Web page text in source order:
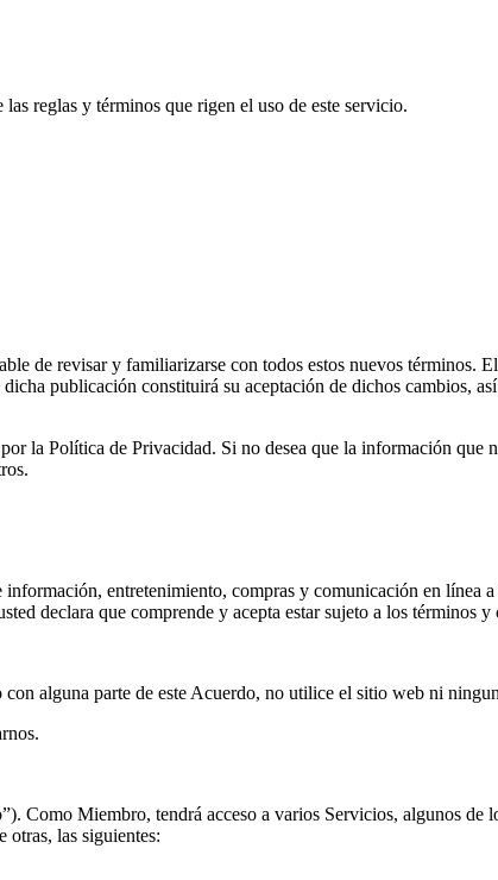
reglas y términos que rigen el uso de este servicio.
de revisar y familiarizarse con todos estos nuevos términos.
publicación constituirá su aceptación de dichos cambios,
la Política de Privacidad. Si no desea que la información que
entretenimiento, compras y comunicación en línea
declara que comprende y acepta estar sujeto a los términos
con alguna parte de este Acuerdo, no utilice el sitio web ni
Como Miembro, tendrá acceso a varios Servicios, algunos de
otras, las siguientes: